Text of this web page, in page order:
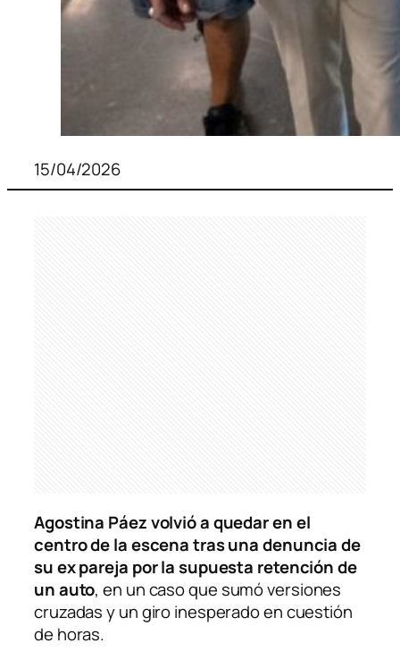
15/04/2026
Agostina Páez volvió a quedar en el
centro de la escena tras una denuncia de
su ex pareja por la supuesta retención de
un auto, en un caso que sumó versiones
cruzadas y un giro inesperado en cuestión
de horas.